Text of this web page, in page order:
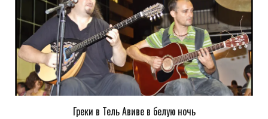
Спасибо, пост и фотографии отличные! Атмосфера праздника
шикарная. Как будто с вами там погуляла.
Загрузка...
Греки в Тель Авиве в белую ночь